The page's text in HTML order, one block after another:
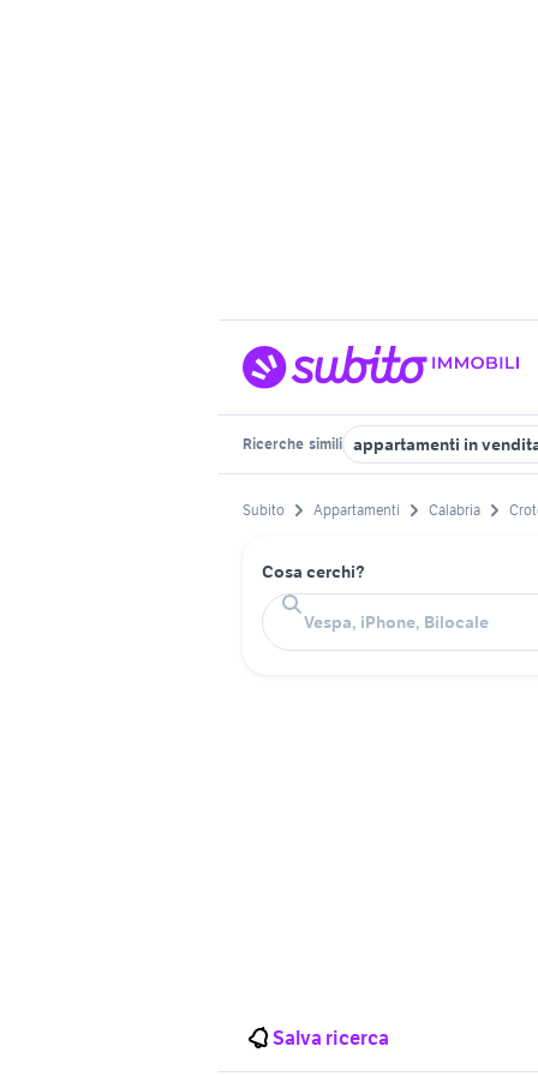
Ricerche simili appartamenti in
Subito Appartamenti Calabria
Cosa cerchi?
Salva ricerca